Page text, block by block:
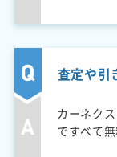
査定や引
カーネク
ですべて